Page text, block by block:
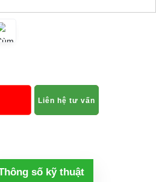
Liên hệ tư vấn
số kỹ thuật